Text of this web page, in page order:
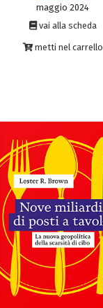
maggio 2024
vai alla scheda
metti nel carrello